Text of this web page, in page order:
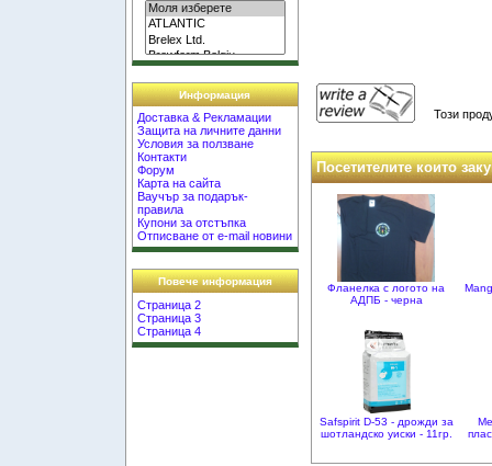
Информация
Доставка & Рекламации
Защита на личните данни
Условия за ползване
Контакти
Форум
Карта на сайта
Ваучър за подарък-
правила
Купони за отстъпка
Отписване от e-mail новини
Повече информация
Страница 2
Страница 3
Страница 4
Този
Посетителите които
Фланелка с логото на
АДПБ - черна
Safspirit D-53 - дрожди за
шотландско уиски - 11гр.